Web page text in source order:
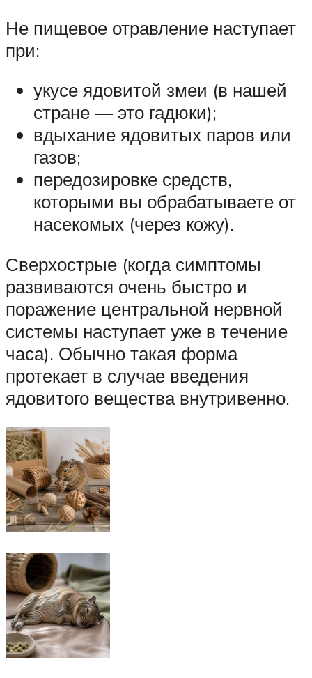
Не пищевое отравление наступает
при:
укусе ядовитой змеи (в нашей
стране — это гадюки);
вдыхание ядовитых паров или
газов;
передозировке средств,
которыми вы обрабатываете от
насекомых (через кожу).
Сверхострые (когда симптомы
развиваются очень быстро и
поражение центральной нервной
системы наступает уже в течение
часа). Обычно такая форма
протекает в случае введения
ядовитого вещества внутривенно.